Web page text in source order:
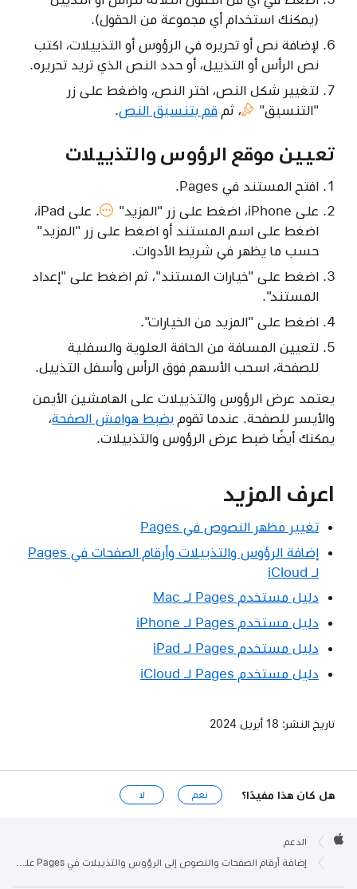
(يمكنك استخدام أي مجموعة من الحقول).
لإضافة نص أو تحريره في الرؤوس أو التذييلات، اكتب
نص الرأس أو التذييل، أو حدد النص الذي تريد تحريره.
لتغيير شكل النص، اختر النص، واضغط على زر
"التنسيق"
، ثم قم بتنسيق النص.
تعيين موقع الرؤوس والتذييلات
افتح المستند في Pages.
على iPhone، اضغط على
زر "المزيد"
. على iPad،
اضغط على اسم المستند أو اضغط على زر "المزيد"
حسب ما يظهر في شريط الأدوات.
اضغط على "خيارات المستند"، ثم اضغط على "إعداد
المستند".
اضغط على "المزيد من الخيارات".
لتعيين المسافة من الحافة العلوية والسفلية
للصفحة، اسحب الأسهم فوق الرأس وأسفل التذييل.
يعتمد عرض الرؤوس والتذييلات على الهامشين الأيمن
والأيسر للصفحة. عندما تقوم بضبط هوامش الصفحة،
يمكنك أيضًا ضبط عرض الرؤوس والتذييلات.
اعرف المزيد
تغيير مظهر النصوص في Pages
إضافة الرؤوس والتذييلات وأرقام الصفحات في Pages
لـ iCloud
دليل مستخدم Pages لـ Mac
دليل مستخدم Pages لـ iPhone
دليل مستخدم Pages لـ iPad
دليل مستخدم Pages لـ iCloud
تاريخ النشر: 18 أبريل 2024
هل كان هذا مفيدًا؟ نعم لا
Footer

الدعم